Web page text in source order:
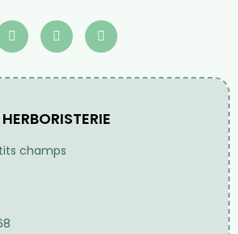
HERBORISTERIE
champs